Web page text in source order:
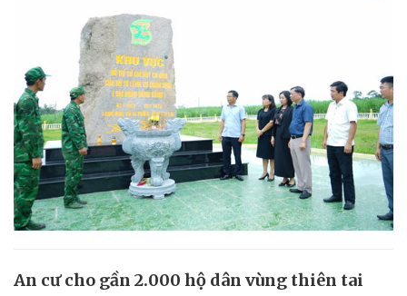
An cư cho gần 2.000 hộ dân vùng thiên tai